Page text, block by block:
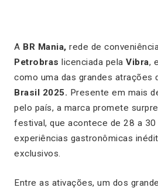
A BR Mania, rede de
Petrobras licenciada pela Vibra,
como uma das grandes atrações
Brasil 2025. Presente em mais
pelo país, a marca promete
festival, que acontece de 28 a 30
experiências gastronômicas
exclusivos.
Entre as ativações, um dos